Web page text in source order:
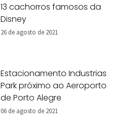
13 cachorros famosos da
Disney
26 de agosto de 2021
Estacionamento Industrias
Park próximo ao Aeroporto
de Porto Alegre
06 de agosto de 2021